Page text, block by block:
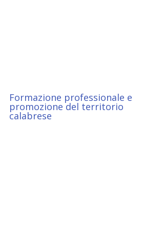
Formazione professionale e
promozione del territorio
calabrese